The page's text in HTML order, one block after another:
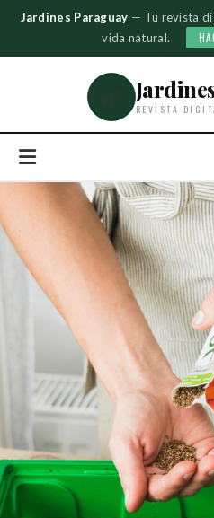
Jardines Paraguay — Tu revista
vida natural.
🌿 REVISTA